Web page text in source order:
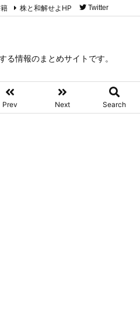
る情報のまとめサイトです。
Prev Next Search
株と和解せよHP
Twitter